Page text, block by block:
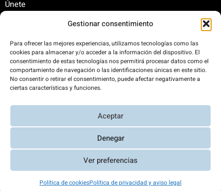
Gestionar consentimiento
Para ofrecer las mejores experiencias, utilizamos tecnologías como las
cookies para almacenar y/o acceder a la información del dispositivo. El
consentimiento de estas tecnologías nos permitirá procesar datos como el
comportamiento de navegación o las identificaciones únicas en este sitio.
No consentir o retirar el consentimiento, puede afectar negativamente a
ciertas características y funciones.
Aceptar
Denegar
Ver preferencias
Política de cookiesPolítica de privacidad y aviso legal
Únete
C/ Santa Engracia, 108. 5º Interior. Izda. 28003
+34 625 47 42 11
fundacion@fundacionrenovables.org
comunicacion@fundacionrenovables.org
300%. Web 100% impulsada por energías
renovables.
Richard Casares